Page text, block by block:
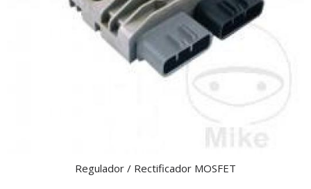
Regulador / Rectificador MOSFET